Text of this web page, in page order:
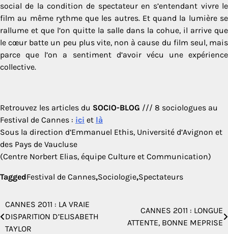
social de la condition de spectateur en s’entendant vivre le
film au même rythme que les autres. Et quand la lumière se
rallume et que l’on quitte la salle dans la cohue, il arrive que
le cœur batte un peu plus vite, non à cause du film seul, mais
parce que l’on a sentiment d’avoir vécu une expérience
collective.
Retrouvez les articles du SOCIO-BLOG /// 8 sociologues au
Festival de Cannes : ici et là
Sous la direction d’Emmanuel Ethis, Université d’Avignon et
des Pays de Vaucluse
(Centre Norbert Elias, équipe Culture et Communication)
TaggedFestival de Cannes,Sociologie,Spectateurs
Navigation
de
CANNES 2011 : LA VRAIE
DISPARITION D’ELISABETH
TAYLOR
CANNES 2011 : LONGUE
ATTENTE, BONNE MEPRISE